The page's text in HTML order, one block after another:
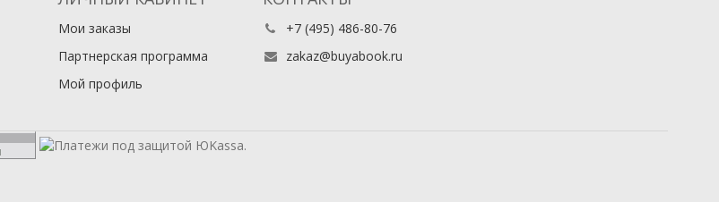
Мои заказы
Партнерская программа
Мой профиль
+7 (495) 486-80-76
zakaz@buyabook.ru